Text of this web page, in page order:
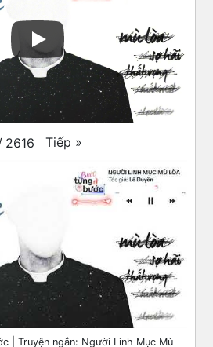
2616 Tiếp »
| Truyện ngắn: Người Linh Mục Mù